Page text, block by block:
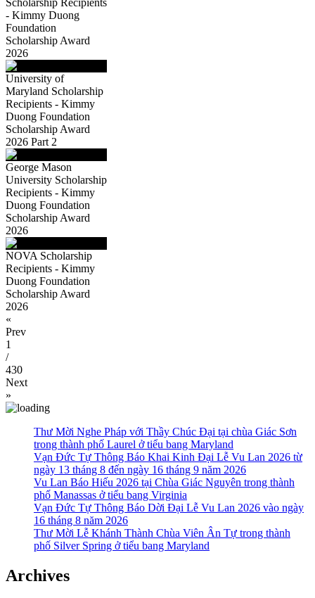
Scholarship Recipients
- Kimmy Duong
Foundation
Scholarship Award
2026
University of
Maryland Scholarship
Recipients - Kimmy
Duong Foundation
Scholarship Award
2026 Part 2
George Mason
University Scholarship
Recipients - Kimmy
Duong Foundation
Scholarship Award
2026
NOVA Scholarship
Recipients - Kimmy
Duong Foundation
Scholarship Award
2026
«
Prev
1
/
430
Next
»
Thư Mời Nghe Pháp với Thầy Chúc Đại tại chùa Giác Sơn
trong thành phố Laurel ở tiểu bang Maryland
Vạn Đức Tự Thông Báo Khai Kinh Đại Lễ Vu Lan 2026 từ
ngày 13 tháng 8 đến ngày 16 tháng 9 năm 2026
Vu Lan Báo Hiếu 2026 tại Chùa Giác Nguyên trong thành
phố Manassas ở tiểu bang Virginia
Vạn Đức Tự Thông Báo Dời Đại Lễ Vu Lan 2026 vào ngày
16 tháng 8 năm 2026
Thư Mời Lễ Khánh Thành Chùa Viên Ân Tự trong thành
phố Silver Spring ở tiểu bang Maryland
Archives